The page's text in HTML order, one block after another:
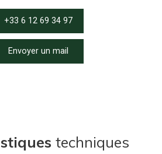
+33 6 12 69 34 97
Envoyer un mail
techniques